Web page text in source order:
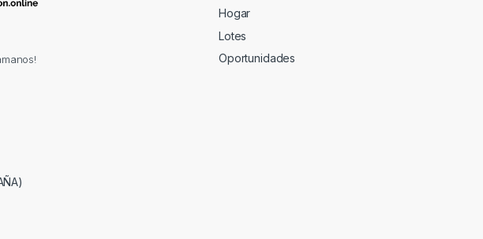
Hogar
Lotes
Oportunidades